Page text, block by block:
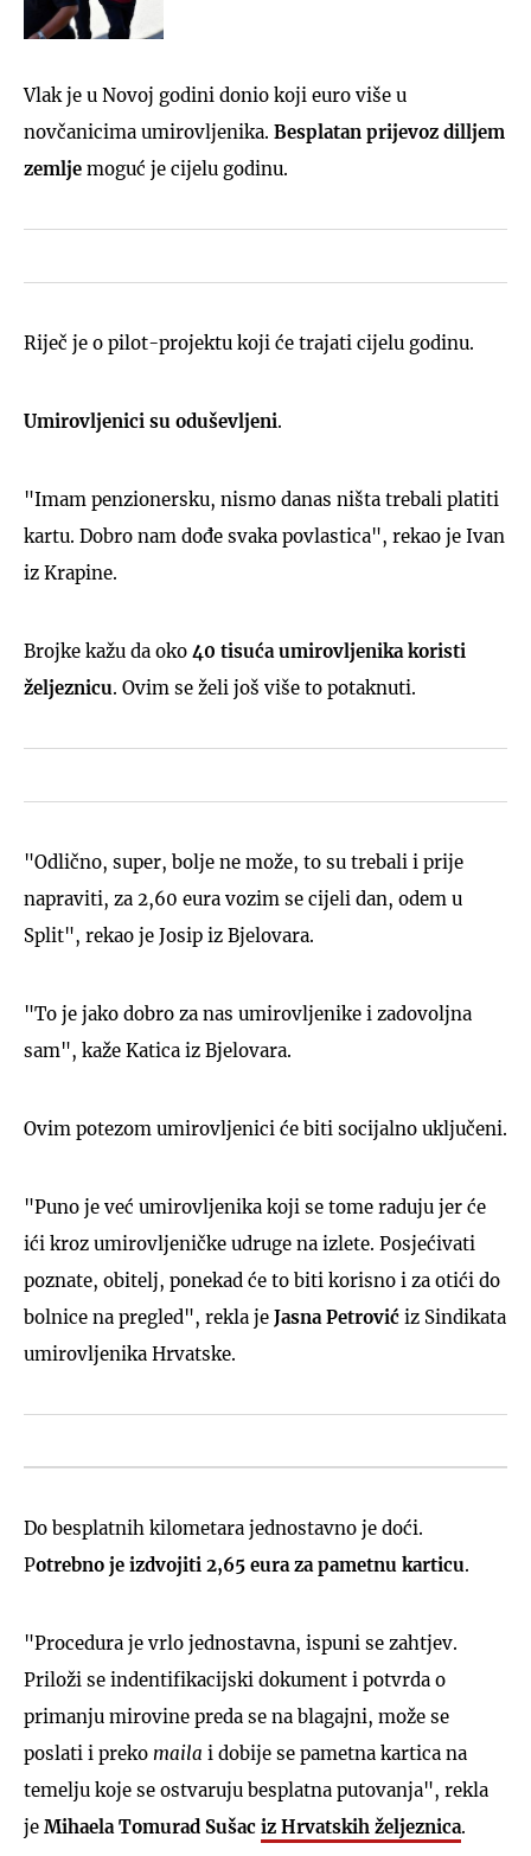
Vlak je u Novoj godini donio koji euro više u
novčanicima umirovljenika. Besplatan prijevoz dilljem
zemlje moguć je cijelu godinu.
Riječ je o pilot-projektu koji će trajati cijelu godinu.
Umirovljenici su oduševljeni.
"Imam penzionersku, nismo danas ništa trebali platiti
kartu. Dobro nam dođe svaka povlastica", rekao je Ivan
iz Krapine.
Brojke kažu da oko 40 tisuća umirovljenika koristi
željeznicu. Ovim se želi još više to potaknuti.
"Odlično, super, bolje ne može, to su trebali i prije
napraviti, za 2,60 eura vozim se cijeli dan, odem u
Split", rekao je Josip iz Bjelovara.
"To je jako dobro za nas umirovljenike i zadovoljna
sam", kaže Katica iz Bjelovara.
Ovim potezom umirovljenici će biti socijalno uključeni.
"Puno je već umirovljenika koji se tome raduju jer će
ići kroz umirovljeničke udruge na izlete. Posjećivati
poznate, obitelj, ponekad će to biti korisno i za otići do
bolnice na pregled", rekla je Jasna Petrović iz Sindikata
umirovljenika Hrvatske.
Do besplatnih kilometara jednostavno je doći.
Potrebno je izdvojiti 2,65 eura za pametnu karticu.
"Procedura je vrlo jednostavna, ispuni se zahtjev.
Priloži se indentifikacijski dokument i potvrda o
primanju mirovine preda se na blagajni, može se
poslati i preko maila i dobije se pametna kartica na
temelju koje se ostvaruju besplatna putovanja", rekla
je Mihaela Tomurad Sušac iz Hrvatskih željeznica.